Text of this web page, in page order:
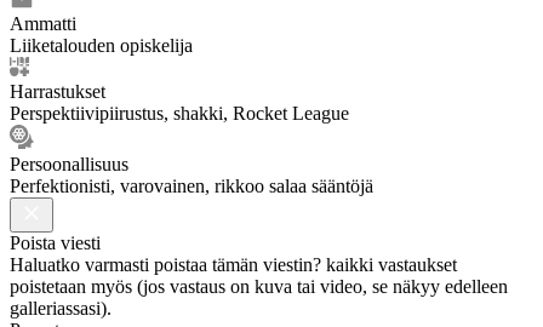
Ammatti
Liiketalouden opiskelija
Harrastukset
Perspektiivipiirustus, shakki, Rocket League
Persoonallisuus
Perfektionisti, varovainen, rikkoo salaa sääntöjä
Poista viesti
Haluatko varmasti poistaa tämän viestin? kaikki vastaukset
poistetaan myös (jos vastaus on kuva tai video, se näkyy edelleen
galleriassasi).